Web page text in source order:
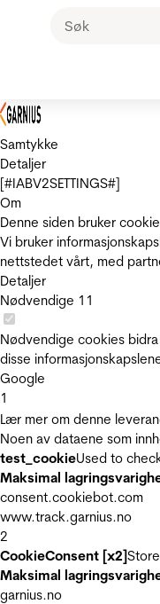
Samtykke
Detaljer
[#IABV2SETTINGS#]
Om
Denne siden bruker
Vi bruker
nettstedet vårt, med
Detaljer
Nødvendige 11
Nødvendige cookies
disse
Google
1
Lær mer om denne
Noen av dataene som
test_cookieUsed to
Maksimal
consent.cookiebot.com
www.track.garnius.no
2
CookieConsent [x2]
Maksimal
garnius.no